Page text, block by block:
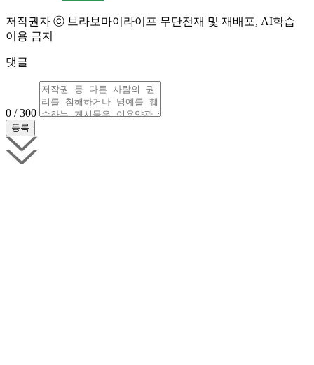
저작권자 ⓒ 브라보마이라이프 무단전재 및 재배포, AI학습
이용 금지
댓글
0 / 300